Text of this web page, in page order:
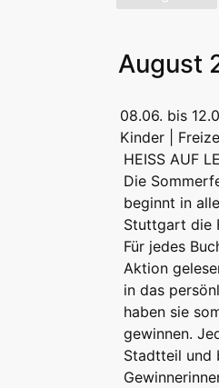
August
08.06. bis
Kinder |
HEISS AUF
Die
beginnt in
Stuttgart die
Für jedes
Aktion
in das
haben sie
gewinnen.
Stadtteil und